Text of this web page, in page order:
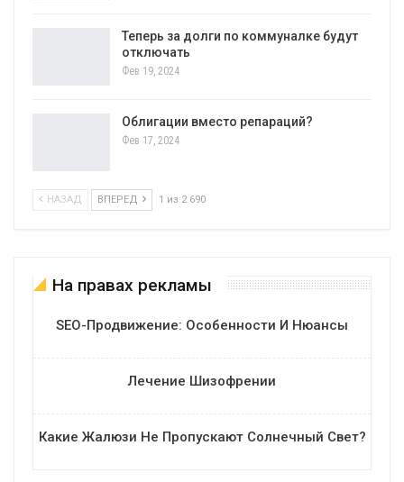
Теперь за долги по коммуналке будут
отключать
Фев 19, 2024
Облигации вместо репараций?
Фев 17, 2024
НАЗАД ВПЕРЕД 1 из 2 690
На правах рекламы
SEO-Продвижение: Особенности И Нюансы
Лечение Шизофрении
Какие Жалюзи Не Пропускают Солнечный Свет?